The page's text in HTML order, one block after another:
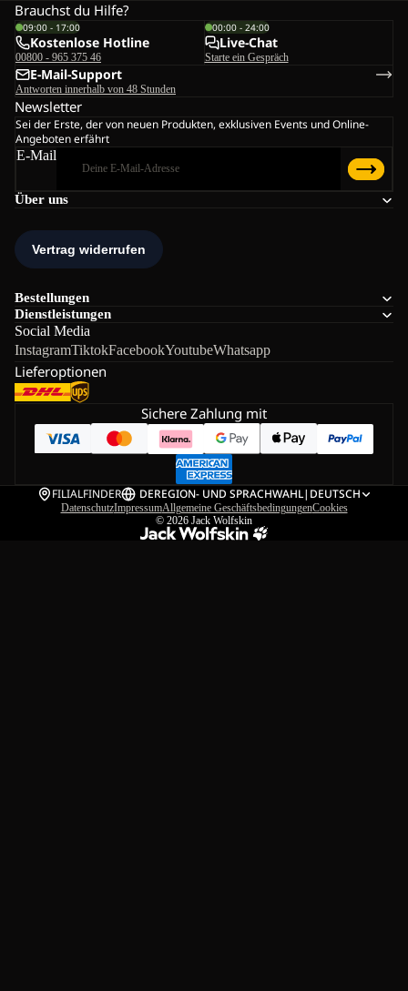
Über uns
Bestellungen
Dienstleistungen
Social Media
InstagramTiktokFacebookYoutubeWhatsapp
Lieferoptionen
Brauchst du Hilfe?
09:00 - 17:00
Kostenlose Hotline
00800 - 965 375 46
00:00 - 24:00
Live-Chat
Starte ein Gespräch
E-Mail-Support
Antworten innerhalb von 48 Stunden
Newsletter
Sei der Erste, der von neuen Produkten, exklusiven Events und Online-
Angeboten erfährt
E-Mail
Sichere Zahlung mit
FILIALFINDER DEREGION- UND SPRACHWAHL| DEUTSCH
DatenschutzImpressumAllgemeine GeschäftsbedingungenCookies
© 2026 Jack Wolfskin